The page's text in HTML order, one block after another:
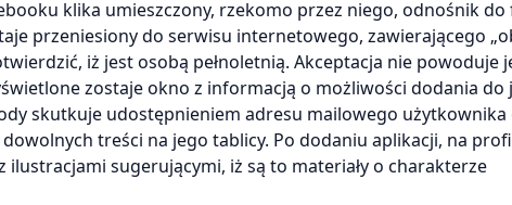
klika umieszczony, rzekomo przez niego, odnośnik
przeniesiony do serwisu internetowego, zawierającego
iż jest osobą pełnoletnią. Akceptacja nie powoduje
zostaje okno z informacją o możliwości dodania do
skutkuje udostępnieniem adresu mailowego użytkownika
treści na jego tablicy. Po dodaniu aplikacji, na
sugerującymi, iż są to materiały o charakterze